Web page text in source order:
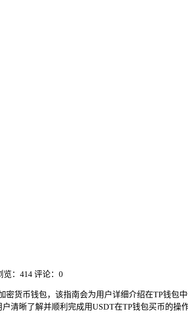
览：414 评论：0
密货币钱包，该指南会为用户详细介绍在TP钱包
清晰了解并顺利完成用USDT在TP钱包买币的